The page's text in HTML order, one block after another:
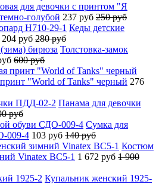
для девочки с принтом "Я
голубой 237 руб 250 руб
Кеды детские
204 руб 280 руб
Толстовка-замок
600 руб
"World of Tanks" черный 276
Панама для девочки
руб
Сумка для
009-4 103 руб 140 руб
Костюм
Vinatex BC5-1 1 672 руб 1 900
Купальник женский 1925-